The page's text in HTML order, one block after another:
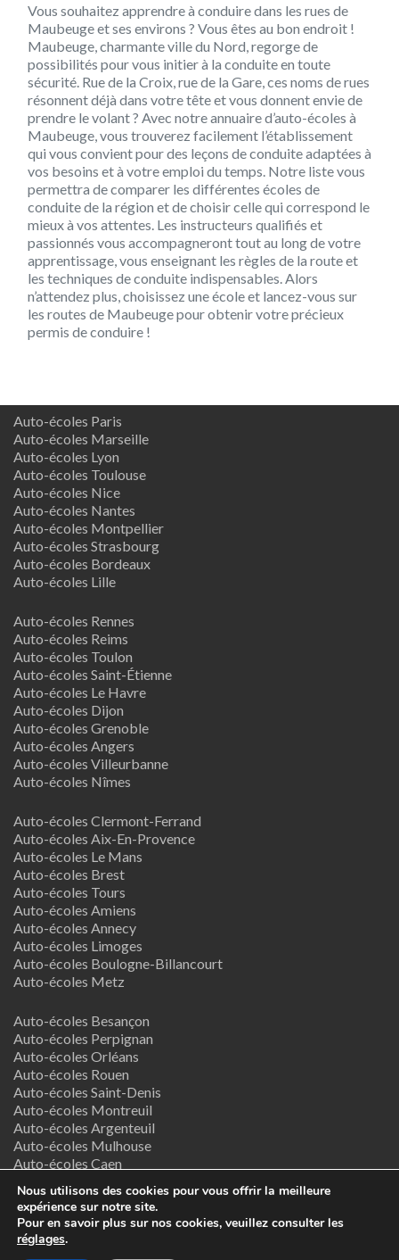
Vous souhaitez apprendre à conduire dans les rues de
Maubeuge et ses environs ? Vous êtes au bon endroit !
Maubeuge, charmante ville du Nord, regorge de
possibilités pour vous initier à la conduite en toute
sécurité. Rue de la Croix, rue de la Gare, ces noms de rues
résonnent déjà dans votre tête et vous donnent envie de
prendre le volant ? Avec notre annuaire d’auto-écoles à
Maubeuge, vous trouverez facilement l’établissement
qui vous convient pour des leçons de conduite adaptées à
vos besoins et à votre emploi du temps. Notre liste vous
permettra de comparer les différentes écoles de
conduite de la région et de choisir celle qui correspond le
mieux à vos attentes. Les instructeurs qualifiés et
passionnés vous accompagneront tout au long de votre
apprentissage, vous enseignant les règles de la route et
les techniques de conduite indispensables. Alors
n’attendez plus, choisissez une école et lancez-vous sur
les routes de Maubeuge pour obtenir votre précieux
permis de conduire !
Auto-écoles Paris
Auto-écoles Marseille
Auto-écoles Lyon
Auto-écoles Toulouse
Auto-écoles Nice
Auto-écoles Nantes
Auto-écoles Montpellier
Auto-écoles Strasbourg
Auto-écoles Bordeaux
Auto-écoles Lille
Auto-écoles Rennes
Auto-écoles Reims
Auto-écoles Toulon
Auto-écoles Saint-Étienne
Auto-écoles Le Havre
Auto-écoles Dijon
Auto-écoles Grenoble
Auto-écoles Angers
Auto-écoles Villeurbanne
Auto-écoles Nîmes
Auto-écoles Clermont-Ferrand
Auto-écoles Aix-En-Provence
Auto-écoles Le Mans
Auto-écoles Brest
Auto-écoles Tours
Auto-écoles Amiens
Auto-écoles Annecy
Auto-écoles Limoges
Auto-écoles Boulogne-Billancourt
Auto-écoles Metz
Auto-écoles Besançon
Auto-écoles Perpignan
Auto-écoles Orléans
Auto-écoles Rouen
Auto-écoles Saint-Denis
Auto-écoles Montreuil
Auto-écoles Argenteuil
Auto-écoles Mulhouse
Auto-écoles Caen
Termes & Conditions
Nous utilisons des cookies pour vous offrir la meilleure
expérience sur notre site.
Pour en savoir plus sur nos cookies, veuillez consulter les
réglages.